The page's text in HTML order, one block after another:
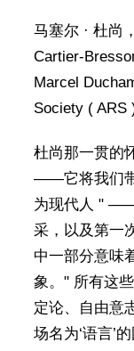
马塞尔 · 杜尚
Cartier-
Marcel
Society ( ARS
杜尚那一贯的
——它将我们
为现代人 "
采，以及第一
中一部分意味
象。" 所有这
定论、自由意
场名为‘语言’